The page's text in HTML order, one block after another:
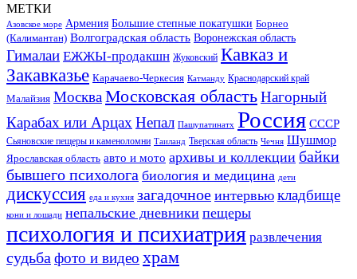
МЕТКИ
Азовское море Армения Большие степные покатушки Борнео
(Калимантан) Волгоградская область Воронежская область
Гималаи ЕЖЖЫ-продакшн Жуковский Кавказ и
Закавказье Карачаево-Черкесия Катманду Краснодарский край
Малайзия МоскваМосковская областьНагорный
Карабах или Арцах Непал Пашупатинатх Россия СССР
Сьяновские пещеры и каменоломни Таиланд Тверская область Чечня Шушмор
Ярославская область авто и мото архивы и коллекции байки
бывшего психолога биология и медицина дети
дискуссия еда и кухня загадочное интервью кладбище
кони и лошади непальские дневники пещеры
психология и психиатрия развлечения
судьба фото и видео храм